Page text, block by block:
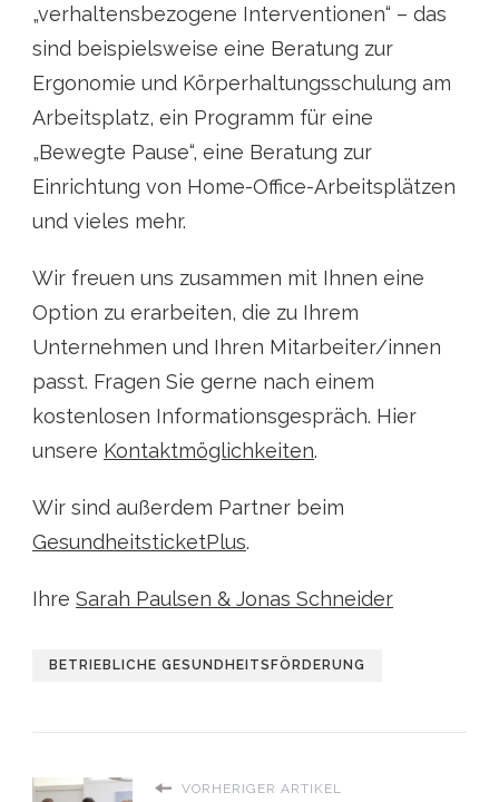
„verhaltensbezogene Interventionen“ – das
sind beispielsweise eine Beratung zur
Ergonomie und Körperhaltungsschulung am
Arbeitsplatz, ein Programm für eine
„Bewegte Pause“, eine Beratung zur
Einrichtung von Home-Office-Arbeitsplätzen
und vieles mehr.
Wir freuen uns zusammen mit Ihnen eine
Option zu erarbeiten, die zu Ihrem
Unternehmen und Ihren Mitarbeiter/innen
passt. Fragen Sie gerne nach einem
kostenlosen Informationsgespräch. Hier
unsere Kontaktmöglichkeiten.
Wir sind außerdem Partner beim
GesundheitsticketPlus.
Ihre Sarah Paulsen & Jonas Schneider
BETRIEBLICHE GESUNDHEITSFÖRDERUNG
VORHERIGER ARTIKEL